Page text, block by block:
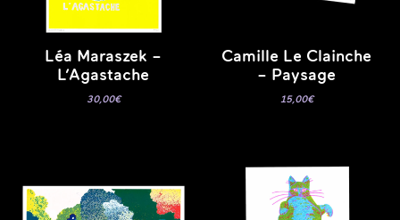
Léa Maraszek –
L’Agastache
30,00€
Camille Le Clainche
– Paysage
15,00€